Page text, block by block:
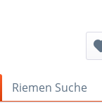
Riemen Suche